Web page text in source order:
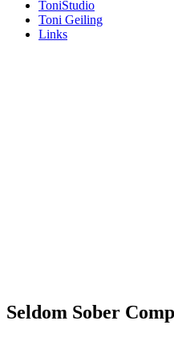
ToniStudio
Toni Geiling
Links
Seldom Sober